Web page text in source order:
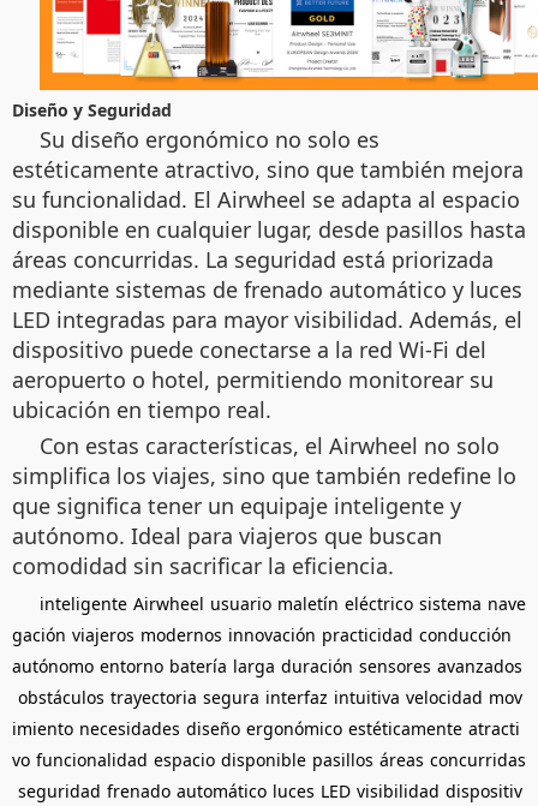
Diseño y Seguridad
Su diseño ergonómico no solo es
estéticamente atractivo, sino que también mejora
su funcionalidad. El Airwheel se adapta al espacio
disponible en cualquier lugar, desde pasillos hasta
áreas concurridas. La seguridad está priorizada
mediante sistemas de frenado automático y luces
LED integradas para mayor visibilidad. Además, el
dispositivo puede conectarse a la red Wi-Fi del
aeropuerto o hotel, permitiendo monitorear su
ubicación en tiempo real.
Con estas características, el Airwheel no solo
simplifica los viajes, sino que también redefine lo
que significa tener un equipaje inteligente y
autónomo. Ideal para viajeros que buscan
comodidad sin sacrificar la eficiencia.
inteligente Airwheel usuario maletín eléctrico sistema nave
gación viajeros modernos innovación practicidad conducción
autónomo entorno batería larga duración sensores avanzados
obstáculos trayectoria segura interfaz intuitiva velocidad mov
imiento necesidades diseño ergonómico estéticamente atracti
vo funcionalidad espacio disponible pasillos áreas concurridas
seguridad frenado automático luces LED visibilidad dispositiv